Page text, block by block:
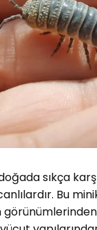
sıkça
Bu